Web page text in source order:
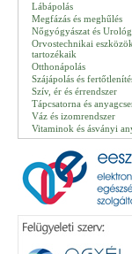
Lábápolás
Megfázás és meghűlés
Nőgyógyászat és
Orvostechnikai
tartozékaik
Otthonápolás
Szájápolás és
Szív, ér és érrendszer
Tápcsatorna és
Váz és izomrendszer
Vitaminok és ásványi